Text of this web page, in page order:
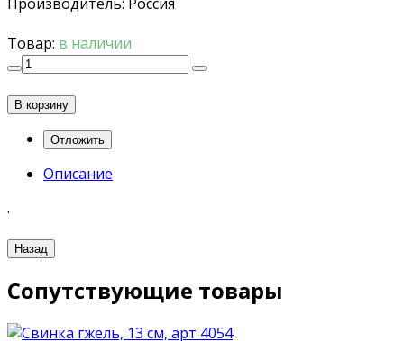
Товар: в наличии
В корзину
Описание
.
Сопутствующие товары